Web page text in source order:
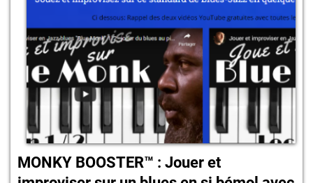
MONKY BOOSTER™ : Jouer et